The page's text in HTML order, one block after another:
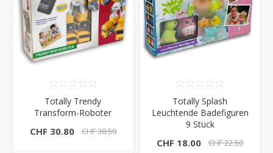
Totally Trendy
Transform-Roboter
CHF 30.80 CHF 38.50
Totally Splash
Leuchtende Badefiguren
9 Stück
CHF 18.00 CHF 22.50